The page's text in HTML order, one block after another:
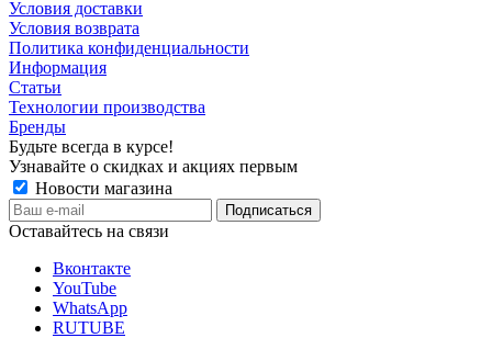
Условия доставки
Условия возврата
Политика конфиденциальности
Информация
Статьи
Технологии производства
Бренды
Будьте всегда в курсе!
Узнавайте о скидках и акциях первым
Новости магазина
Оставайтесь на связи
Вконтакте
YouTube
WhatsApp
RUTUBE